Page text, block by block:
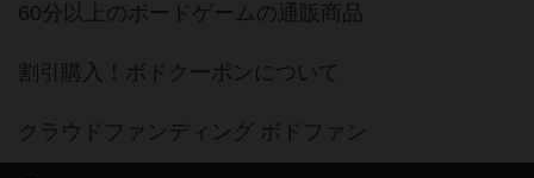
60分以上のボードゲームの通販商品
割引購入！ボドクーポンについて
クラウドファンディング ボドファン